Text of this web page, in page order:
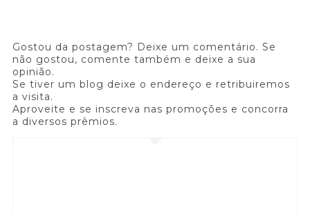
Gostou da postagem? Deixe um comentário. Se
não gostou, comente também e deixe a sua
opinião.
Se tiver um blog deixe o endereço e retribuiremos
a visita.
Aproveite e se inscreva nas promoções e concorra
a diversos prêmios.